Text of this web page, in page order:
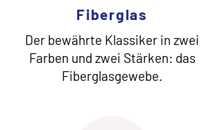
Fiberglas
Der bewährte Klassiker in zwei
Farben und zwei Stärken: das
Fiberglasgewebe.